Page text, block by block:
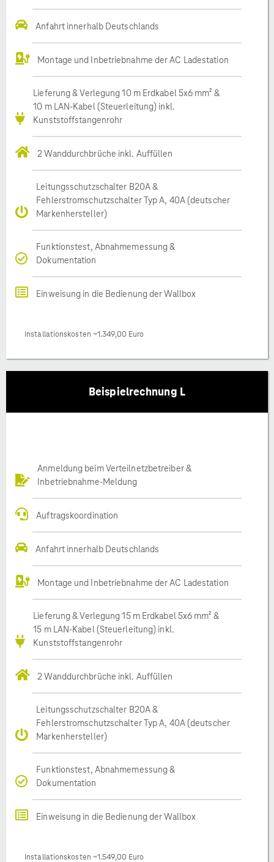
Anfahrt innerhalb Deutschlands
Montage und Inbetriebnahme der AC Ladestation
Lieferung & Verlegung 10 m Erdkabel 5x6 mm² &
10 m LAN-Kabel (Steuerleitung) inkl.
Kunststoffstangenrohr
2 Wanddurchbrüche inkl. Auffüllen
Leitungsschutzschalter B20A &
Fehlerstromschutzschalter Typ A, 40A (deutscher
Markenhersteller)
Funktionstest, Abnahmemessung &
Dokumentation
Einweisung in die Bedienung der Wallbox
Installationskosten ~1.349,00 Euro
Beispielrechnung L
Anmeldung beim Verteilnetzbetreiber &
Inbetriebnahme-Meldung
Auftragskoordination
Anfahrt innerhalb Deutschlands
Montage und Inbetriebnahme der AC Ladestation
Lieferung & Verlegung 15 m Erdkabel 5x6 mm² &
15 m LAN-Kabel (Steuerleitung) inkl.
Kunststoffstangenrohr
2 Wanddurchbrüche inkl. Auffüllen
Leitungsschutzschalter B20A &
Fehlerstromschutzschalter Typ A, 40A (deutscher
Markenhersteller)
Funktionstest, Abnahmemessung &
Dokumentation
Einweisung in die Bedienung der Wallbox
Installationskosten ~1.549,00 Euro